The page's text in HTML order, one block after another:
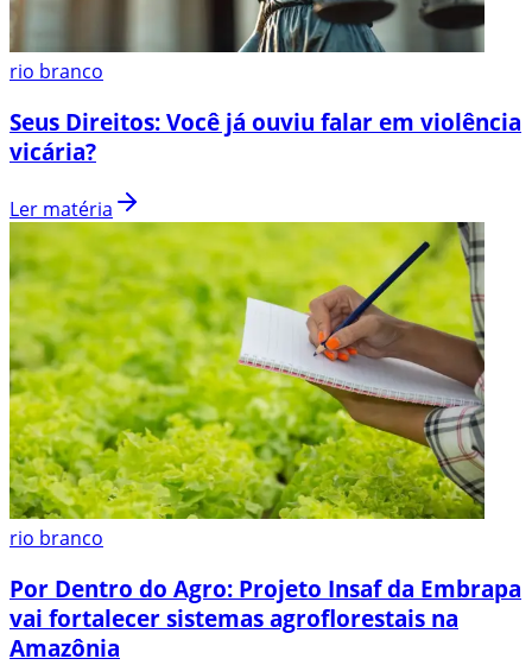
rio branco
Seus Direitos: Você já ouviu falar em violência
vicária?
Ler matéria
rio branco
Por Dentro do Agro: Projeto Insaf da Embrapa
vai fortalecer sistemas agroflorestais na
Amazônia